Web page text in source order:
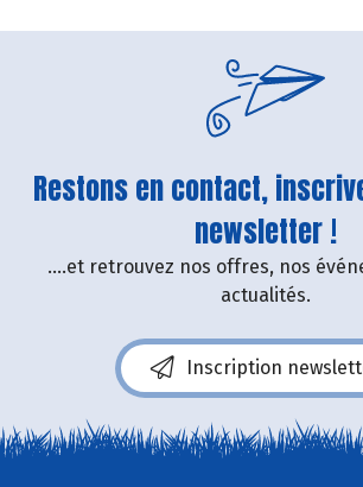
Restons en contact,
newsletter !
....et retrouvez nos offres, nos
actualités.
Inscription